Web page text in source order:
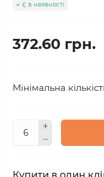
Є в наявності
372.60 грн.
Мінімальна